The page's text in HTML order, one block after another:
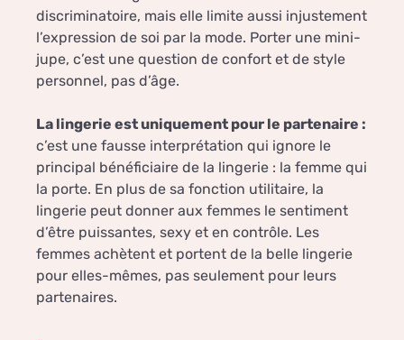
discriminatoire, mais elle limite aussi injustement
l’expression de soi par la mode. Porter une mini-
jupe, c’est une question de confort et de style
personnel, pas d’âge.
La lingerie est uniquement pour le partenaire :
c’est une fausse interprétation qui ignore le
principal bénéficiaire de la lingerie : la femme qui
la porte. En plus de sa fonction utilitaire, la
lingerie peut donner aux femmes le sentiment
d’être puissantes, sexy et en contrôle. Les
femmes achètent et portent de la belle lingerie
pour elles-mêmes, pas seulement pour leurs
partenaires.